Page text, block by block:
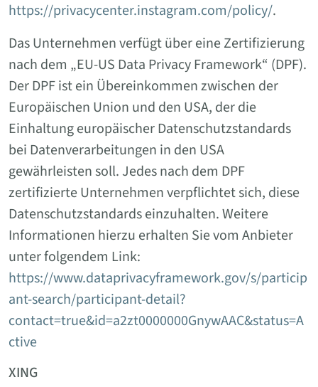
https://privacycenter.instagram.com/policy/.
Das Unternehmen verfügt über eine Zertifizierung
nach dem „EU-US Data Privacy Framework“ (DPF).
Der DPF ist ein Übereinkommen zwischen der
Europäischen Union und den USA, der die
Einhaltung europäischer Datenschutzstandards
bei Datenverarbeitungen in den USA
gewährleisten soll. Jedes nach dem DPF
zertifizierte Unternehmen verpflichtet sich, diese
Datenschutzstandards einzuhalten. Weitere
Informationen hierzu erhalten Sie vom Anbieter
unter folgendem Link:
https://www.dataprivacyframework.gov/s/particip
ant-search/participant-detail?
contact=true&id=a2zt0000000GnywAAC&status=A
ctive
XING